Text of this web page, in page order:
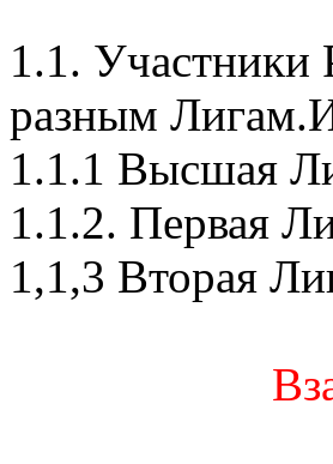
1.1.
разным
1.1.1 Высшая
1.1.2. Первая
1,1,3 Вторая